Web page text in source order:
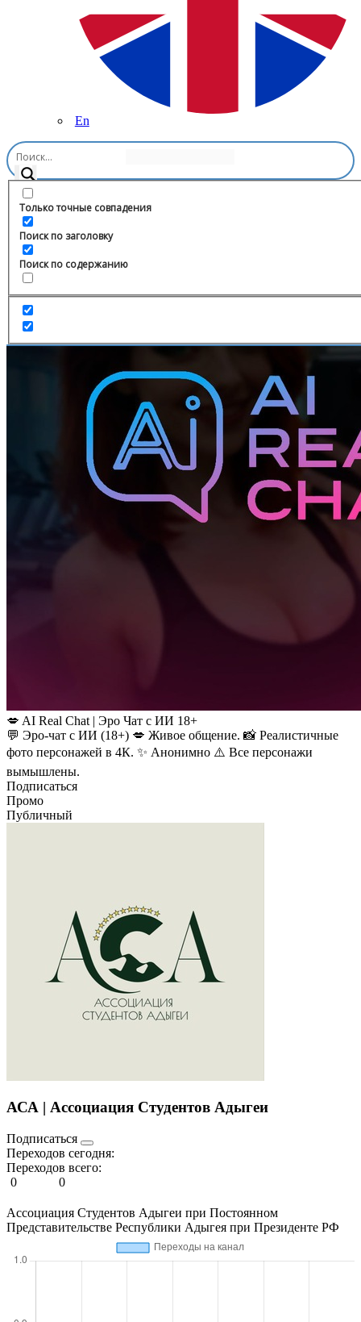
En
Только точные совпадения
Поиск по заголовку
Поиск по содержанию
Главная
💋 AI Real Chat | Эро Чат с ИИ 18+
💬 Эро-чат с ИИ (18+) 💋 Живое общение. 📸 Реалистичные
фото персонажей в 4К. ✨ Анонимно ⚠️ Все персонажи
вымышлены.
Подписаться
Промо
Публичный
АСА | Ассоциация Студентов Адыгеи
Подписаться
Переходов сегодня:
Переходов всего:
0
0
Ассоциация Студентов Адыгеи при Постоянном
Представительстве Республики Адыгея при Президенте РФ